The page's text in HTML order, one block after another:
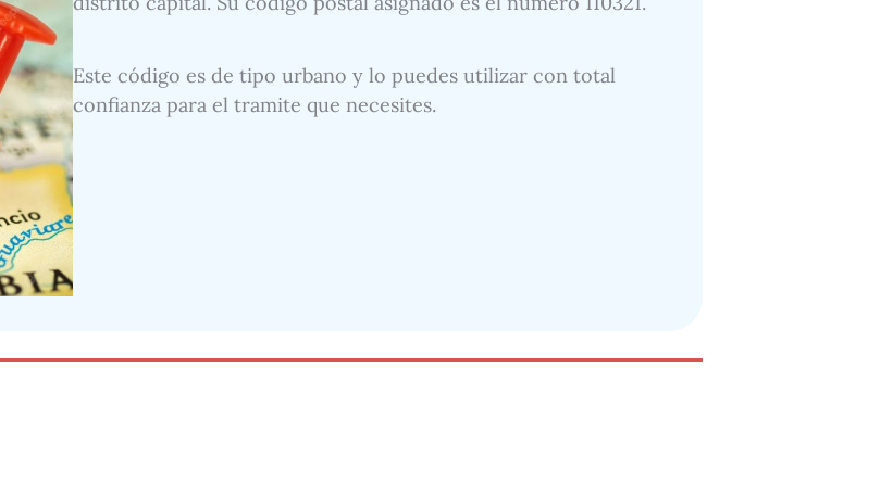
Este código es de tipo urbano y lo puedes utilizar con total
confianza para el tramite que necesites.